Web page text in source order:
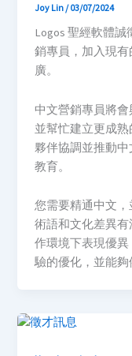
Joy Lin/03/07/2024
Logos 聖經軟體
銷專員，加入現
廣。
中文營銷專員將
並幫忙建立更成
夥伴協調並推動
教育。
您需要精通中文
術語和文化差異
作環境下表現優
驗的優化，並能夠